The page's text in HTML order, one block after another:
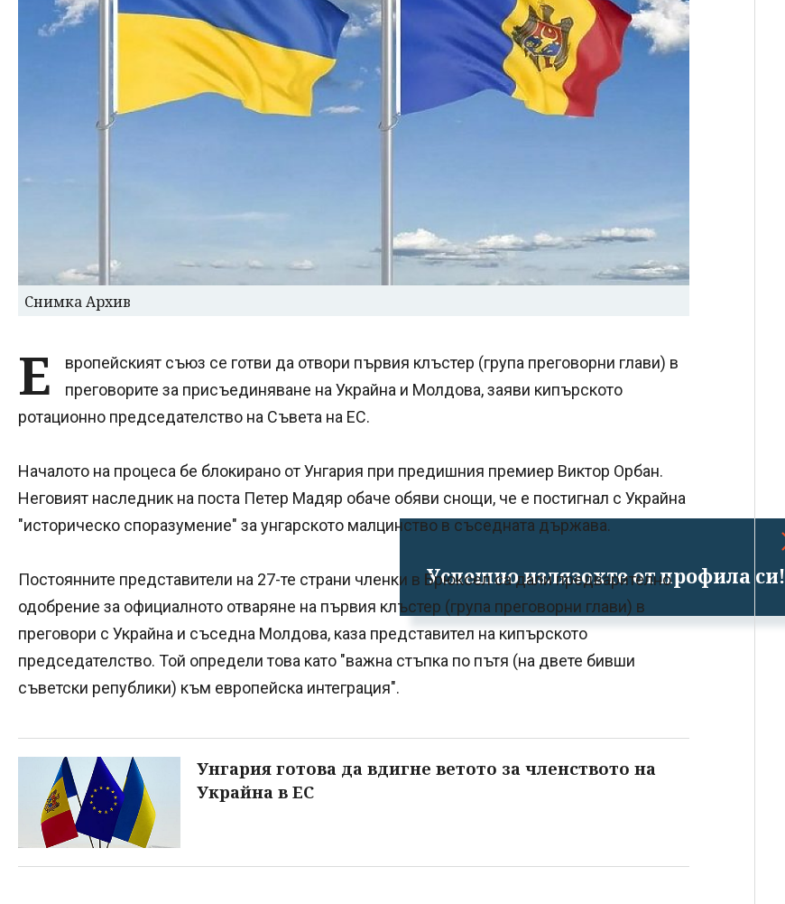
Успешно излязохте от профила си!
Снимка Архив
Е
вропейският съюз се готви да отвори първия клъстер (група преговорни глави) в
преговорите за присъединяване на Украйна и Молдова, заяви кипърското
ротационно председателство на Съвета на ЕС.
Началото на процеса бе блокирано от Унгария при предишния премиер Виктор Орбан.
Неговият наследник на поста Петер Мадяр обаче обяви снощи, че е постигнал с Украйна
"историческо споразумение" за унгарското малцинство в съседната държава.
Постоянните представители на 27-те страни членки в Брюксел са дали предварително
одобрение за официалното отваряне на първия клъстер (група преговорни глави) в
преговори с Украйна и съседна Молдова, каза представител на кипърското
председателство. Той определи това като "важна стъпка по пътя (на двете бивши
съветски републики) към европейска интеграция".
Унгария готова да вдигне ветото за членството на
Украйна в ЕС